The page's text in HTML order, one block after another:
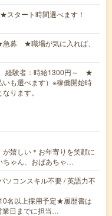
タート時間選べます！
募 ★職場が気に入れば、
経験者：時給1300円～ ★
も選べます）※稼働開始時
ります。
嬉しい＊お年寄りを笑顔に
ちゃん、おばあちゃ…
ソコンスキル不要 / 英語力不
名以上採用予定★履歴書は
日までに担当…